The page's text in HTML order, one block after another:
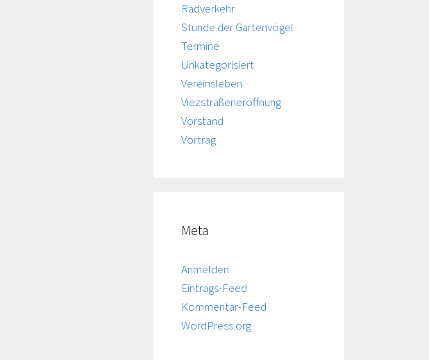
Radverkehr
Stunde der Gartenvögel
Termine
Unkategorisiert
Vereinsleben
Viezstraßeneröffnung
Vorstand
Vortrag
Meta
Anmelden
Eintrags-Feed
Kommentar-Feed
WordPress.org